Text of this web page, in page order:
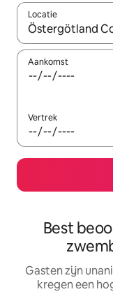
Locatie
Wanneer er
Aankomst
Vertrek
Best
Gasten zijn
kregen een